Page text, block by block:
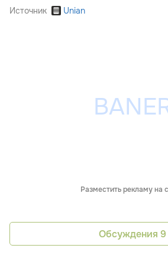
Источник Unian
Разместить рекламу на
Обсуждения 9